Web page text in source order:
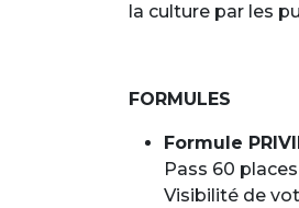
la culture par les
FORMULES
Formule
Pass 60
Visibilité de